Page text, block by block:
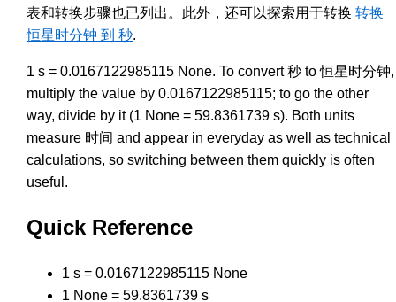
表和转换步骤也已列出。此外，还可以探索用于转换 转换
恒星时分钟 到 秒.
1 s = 0.0167122985115 None. To convert 秒 to 恒星时分钟,
multiply the value by 0.0167122985115; to go the other
way, divide by it (1 None = 59.8361739 s). Both units
measure 时间 and appear in everyday as well as technical
calculations, so switching between them quickly is often
useful.
Quick Reference
1 s = 0.0167122985115 None
1 None = 59.8361739 s